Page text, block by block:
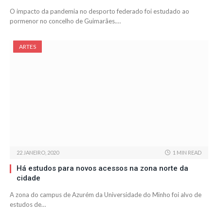
O impacto da pandemia no desporto federado foi estudado ao
pormenor no concelho de Guimarães.…
ARTES
22 JANEIRO, 2020 1 MIN READ
Há estudos para novos acessos na zona norte da
cidade
A zona do campus de Azurém da Universidade do Minho foi alvo de
estudos de…